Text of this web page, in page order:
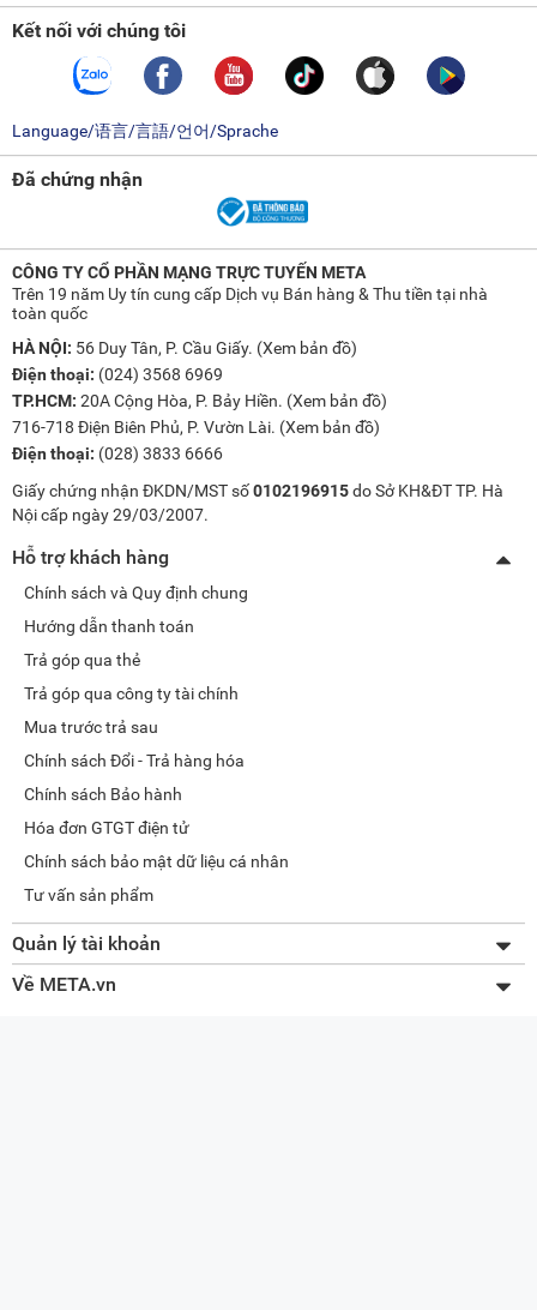
Kết nối với chúng tôi
Language/语言/言語/언어/Sprache
Đã chứng nhận
CÔNG TY CỔ PHẦN MẠNG TRỰC TUYẾN META
Trên 19 năm Uy tín cung cấp Dịch vụ Bán hàng & Thu tiền tại nhà
toàn quốc
HÀ NỘI: 56 Duy Tân, P. Cầu Giấy. (Xem bản đồ)
Điện thoại: (024) 3568 6969
TP.HCM: 20A Cộng Hòa, P. Bảy Hiền. (Xem bản đồ)
716-718 Điện Biên Phủ, P. Vườn Lài. (Xem bản đồ)
Điện thoại: (028) 3833 6666
Giấy chứng nhận ĐKDN/MST số0102196915do Sở KH&ĐT TP. Hà
Nội cấp ngày 29/03/2007.
Hỗ trợ khách hàng
Chính sách và Quy định chung
Hướng dẫn thanh toán
Trả góp qua thẻ
Trả góp qua công ty tài chính
Mua trước trả sau
Chính sách Đổi - Trả hàng hóa
Chính sách Bảo hành
Hóa đơn GTGT điện tử
Chính sách bảo mật dữ liệu cá nhân
Tư vấn sản phẩm
Quản lý tài khoản
Thay đổi thông tin
Về META.vn